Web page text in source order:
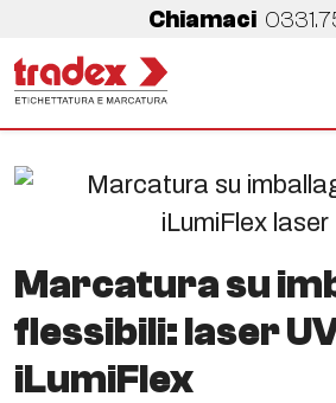
Chiamaci
Marcatura su
flessibili: laser
iLumiFlex